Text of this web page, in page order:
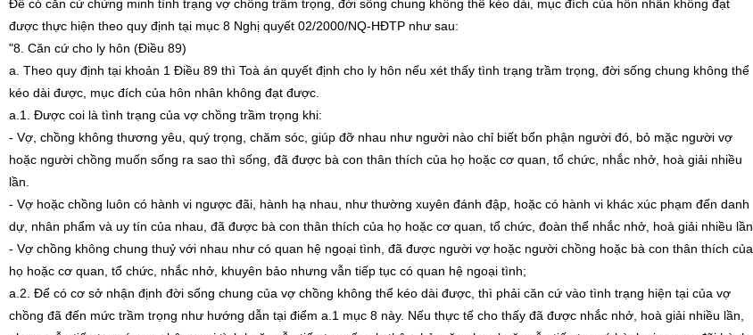
Để có căn cứ chứng minh tình trạng vợ chồng trầm trọng, đời sống chung không thể kéo dài, mục đích của hôn nhân không đạt
được thực hiện theo quy định tại mục 8 Nghị quyết 02/2000/NQ-HĐTP như sau:
"8. Căn cứ cho ly hôn (Điều 89)
a. Theo quy định tại khoản 1 Điều 89 thì Toà án quyết định cho ly hôn nếu xét thấy tình trạng trầm trọng, đời sống chung không thể
kéo dài được, mục đích của hôn nhân không đạt được.
a.1. Được coi là tình trạng của vợ chồng trầm trọng khi:
- Vợ, chồng không thương yêu, quý trọng, chăm sóc, giúp đỡ nhau như người nào chỉ biết bổn phận người đó, bỏ mặc người vợ
hoặc người chồng muốn sống ra sao thì sống, đã được bà con thân thích của họ hoặc cơ quan, tổ chức, nhắc nhở, hoà giải nhiều
lần.
- Vợ hoặc chồng luôn có hành vi ngược đãi, hành hạ nhau, như thường xuyên đánh đập, hoặc có hành vi khác xúc phạm đến danh
dự, nhân phẩm và uy tín của nhau, đã được bà con thân thích của họ hoặc cơ quan, tổ chức, đoàn thể nhắc nhở, hoà giải nhiều lần.
- Vợ chồng không chung thuỷ với nhau như có quan hệ ngoại tình, đã được người vợ hoặc người chồng hoặc bà con thân thích của
họ hoặc cơ quan, tổ chức, nhắc nhở, khuyên bảo nhưng vẫn tiếp tục có quan hệ ngoại tình;
a.2. Để có cơ sở nhận định đời sống chung của vợ chồng không thể kéo dài được, thì phải căn cứ vào tình trạng hiện tại của vợ
chồng đã đến mức trầm trọng như hướng dẫn tại điểm a.1 mục 8 này. Nếu thực tế cho thấy đã được nhắc nhở, hoà giải nhiều lần,